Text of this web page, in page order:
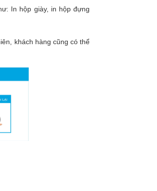
In hộp giày, in hộp đựng
khách hàng cũng có thể